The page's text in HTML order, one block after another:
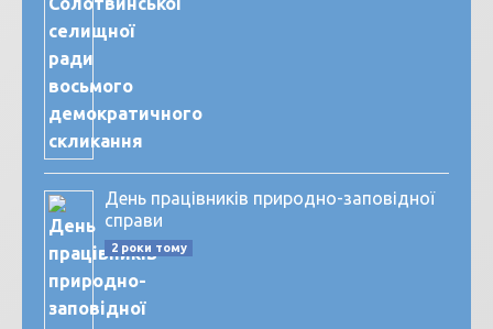
День працівників природно-заповідної
справи
2 роки тому